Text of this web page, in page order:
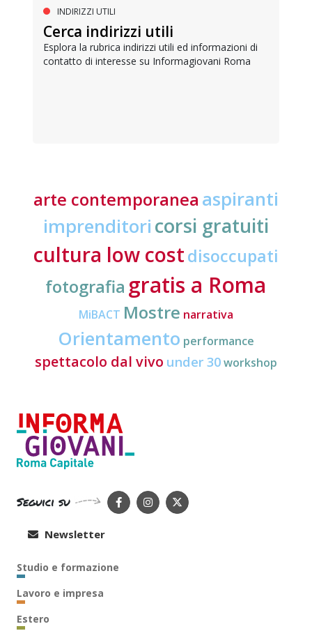
INDIRIZZI UTILI
Cerca indirizzi utili
Esplora la rubrica indirizzi utili ed informazioni di
contatto di interesse su Informagiovani Roma
arte contemporanea aspiranti
imprenditori corsi gratuiti
cultura low costdisoccupati
fotografia gratis a Roma
MiBACT Mostre narrativa
Orientamento performance
spettacolo dal vivo under 30workshop
Seguici su
Newsletter
Studio e formazione
Lavoro e impresa
Estero